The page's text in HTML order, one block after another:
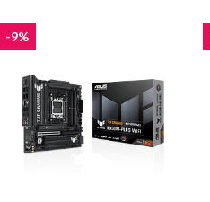
-9%